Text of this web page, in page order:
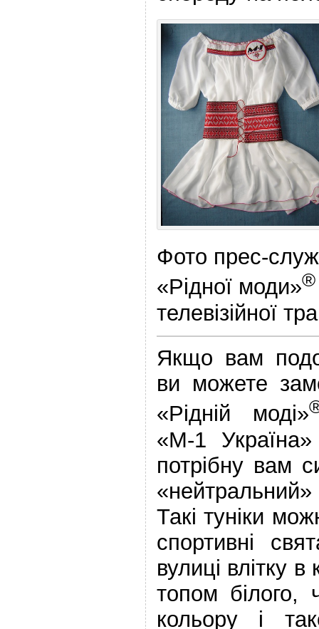
Фото прес-
«Рідної моди»®
телевізійної
Якщо вам
ви можете
«Рідній моді»
«М-1
потрібну вам
«нейтральний»
Такі туніки
спортивні
вулиці влітку
топом білого,
кольору і